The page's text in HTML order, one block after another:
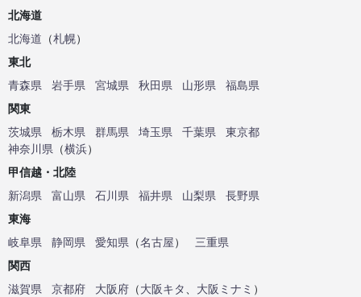
北海道
北海道 （札幌）
東北
青森県
岩手県 宮城県 秋田県 山形県
福島県
関東
茨城県
栃木県 群馬県 埼玉県 千葉県
東京都
神奈川県 （横浜）
甲信越・北陸
新潟県
富山県 石川県 福井県 山梨県
長野県
東海
岐阜県
静岡県 愛知県 （名古屋）
三重県
関西
滋賀県
京都府 大阪府 （大阪キタ、 大阪ミナミ ）